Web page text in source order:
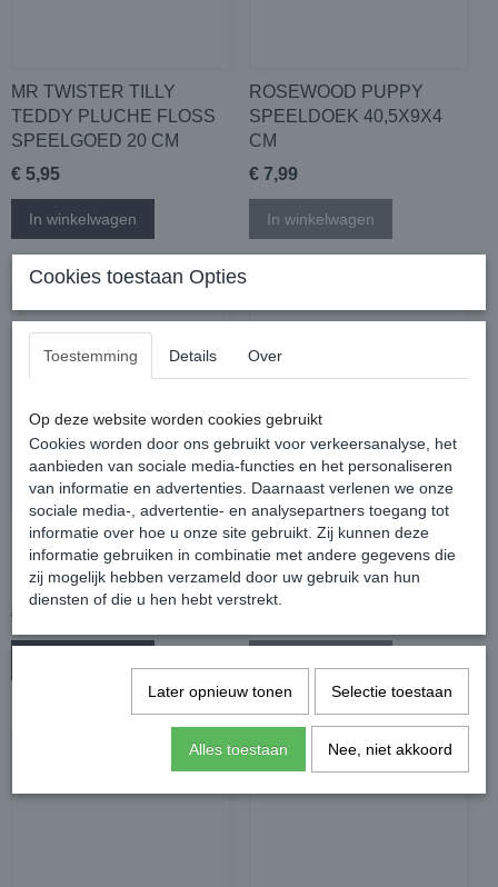
MR TWISTER TILLY
TEDDY PLUCHE FLOSS
SPEELGOED 20 CM
€ 5,95
In winkelwagen
ROSEWOOD PUPPY
SPEELDOEK 40,5X9X4
CM
€ 7,99
In winkelwagen
iQuties
€ 4,75
LITTLE RASCALS PLAY
TEETHER OLIFANT
23X17X8 CM
Cookies toestaan Opties
Toestemming Details Over
Op deze website worden cookies gebruikt
Cookies worden door ons gebruikt voor verkeersanalyse, het
aanbieden van sociale media-functies en het personaliseren
van informatie en advertenties. Daarnaast verlenen we onze
sociale media-, advertentie- en analysepartners toegang tot
informatie over hoe u onze site gebruikt. Zij kunnen deze
informatie gebruiken in combinatie met andere gegevens die
zij mogelijk hebben verzameld door uw gebruik van hun
diensten of die u hen hebt verstrekt.
Later opnieuw tonen Selectie toestaan
Alles toestaan Nee, niet akkoord